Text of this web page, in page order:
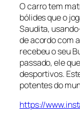
O carro tem
bólides que o
Saudita,
de acordo com
recebeu o seu
passado, ele
desportivos.
potentes do
https://